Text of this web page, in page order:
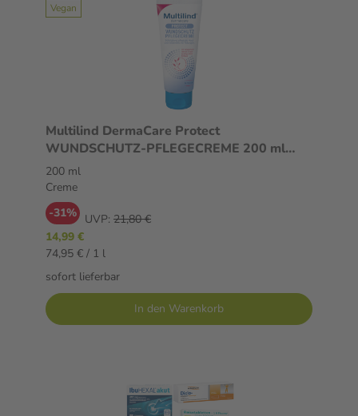
Vegan
Multilind DermaCare Protect
WUNDSCHUTZ-PFLEGECREME 200 ml
Creme
200 ml
Creme
-31% UVP: 21,80 €
14,99 €
74,95 € / 1 l
sofort lieferbar
In den Warenkorb